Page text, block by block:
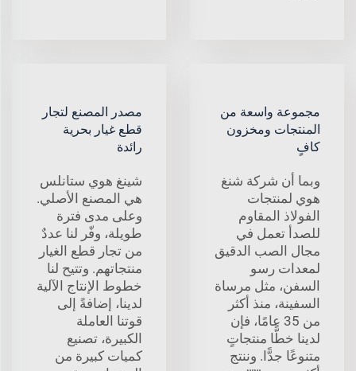
مجموعة واسعة من
المنتجات ومخزون
كافٍ
وبما أن شركة شنغ
هوي لمنتجات
الفولاذ المقاوم
للصدأ تعمل في
مجال الصب الدقيق
لمعدات رسو
السفن، مثل مرساة
السفينة، منذ أكثر
من 35 عامًا، فإن
لدينا خطًّا منتجاتٍ
متنوعًا جدًّا. وننتج
مصدر المصنع لتجار
قطع غيار بحرية
رائدة
شينغ هوي ستانلس
هي المصنع الأصلي.
وعلى مدى فترة
طويلة، وفّر لنا عددٌ
من تجار قطع الغيار
منتجاتهم. وتتيح لنا
خطوط الإنتاج الآلية
لدينا، إضافةً إلى
قوتنا العاملة
الكبيرة، تصنيع
كميات كبيرة من